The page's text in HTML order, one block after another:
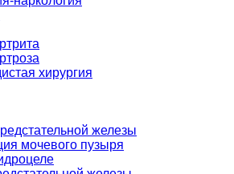
хирургия
железы
мочевого пузыря